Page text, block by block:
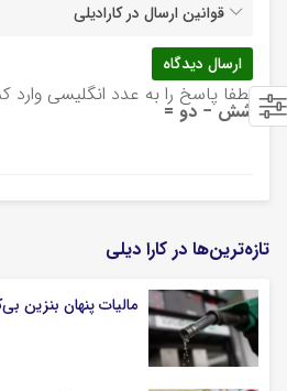
قوانین ارسال در کارادیلی
لطفا پاسخ را به عدد انگلیسی وارد
شش − دو =
تازه‌ترین‌ها در کارا دیلی
مالیات پنهان بنزین